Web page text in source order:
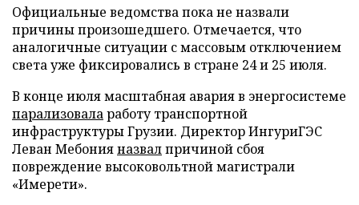
Официальные ведомства пока не назвали
причины произошедшего. Отмечается, что
аналогичные ситуации с массовым отключением
света уже фиксировались в стране 24 и 25 июля.
В конце июля масштабная авария в энергосистеме
парализовалаработу транспортной
инфраструктуры Грузии. Директор ИнгуриГЭС
Леван Мебонияназвалпричиной сбоя
повреждение высоковольтной магистрали
«Имерети».